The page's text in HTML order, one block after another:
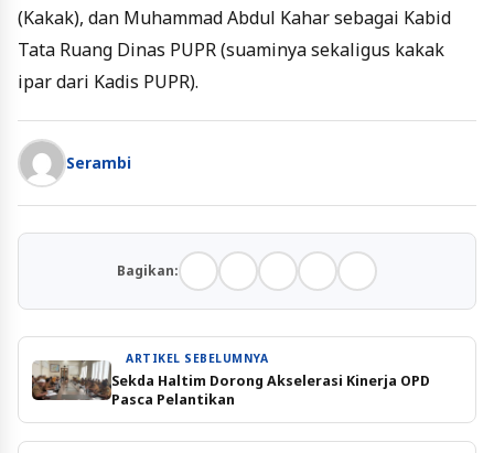
(Kakak), dan Muhammad Abdul Kahar sebagai Kabid
Tata Ruang Dinas PUPR (suaminya sekaligus kakak
ipar dari Kadis PUPR).
Serambi
Bagikan:
ARTIKEL SEBELUMNYA
Sekda Haltim Dorong Akselerasi Kinerja OPD
Pasca Pelantikan